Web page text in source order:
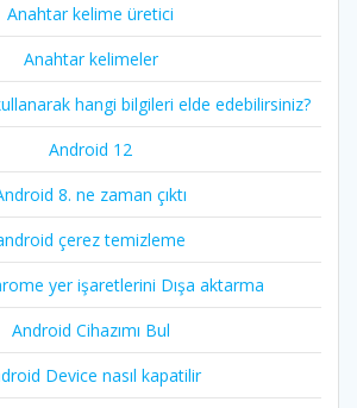
Anahtar kelime üretici
Anahtar kelimeler
hangi bilgileri elde edebilirsiniz?
Android 12
8. ne zaman çıktı
çerez temizleme
yer işaretlerini Dışa aktarma
Android Cihazımı Bul
Device nasıl kapatilir